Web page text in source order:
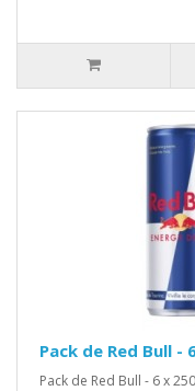
Pack de Red Bull -
Pack de Red Bull - 6 x